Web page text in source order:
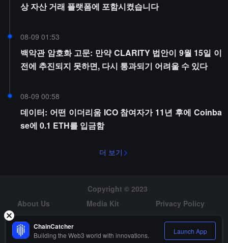
상 자산 거래 플랫폼에 포함시켰습니다
08-09 01:53
백악관 암호화 고문: 만약 CLARITY 법안이 9월 15일 이
전에 추진되지 못하면, 다시 통과되기 어려울 수 있다
08-09 00:58
데이터: 어떤 이더리움 ICO 참여자가 11년 후에 Coinba
se에 0.1 ETH를 입금함
더 보기
Copyright © 2023
About Us
Media Kit
Privacy Policy
Risk Warning
Hiring
ChainCatcher
Building the Web3 world with innovations. Launch App